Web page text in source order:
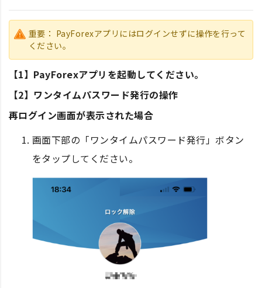
重要： PayForexアプリにはログインせずに操作を行って
ください。
【1】PayForexアプリを起動してください。
【2】ワンタイムパスワード発行の操作
再ログイン画面が表示された場合
画面下部の「ワンタイムパスワード発行」ボタン
をタップしてください。